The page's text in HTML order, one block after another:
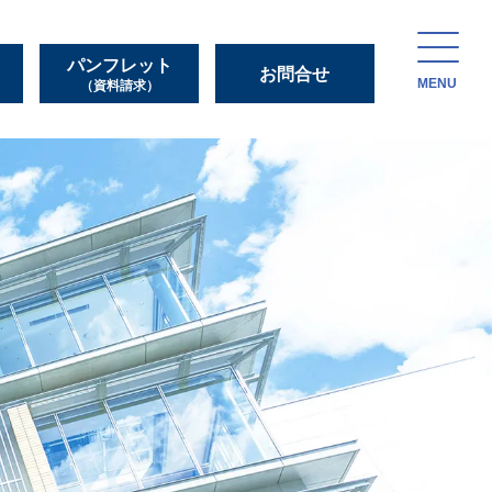
パンフレット
（資料請求）
お問合せ
MENU